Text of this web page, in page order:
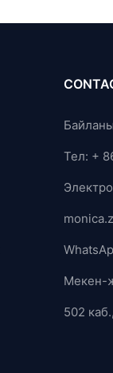
Тел: +
Мекен-
502